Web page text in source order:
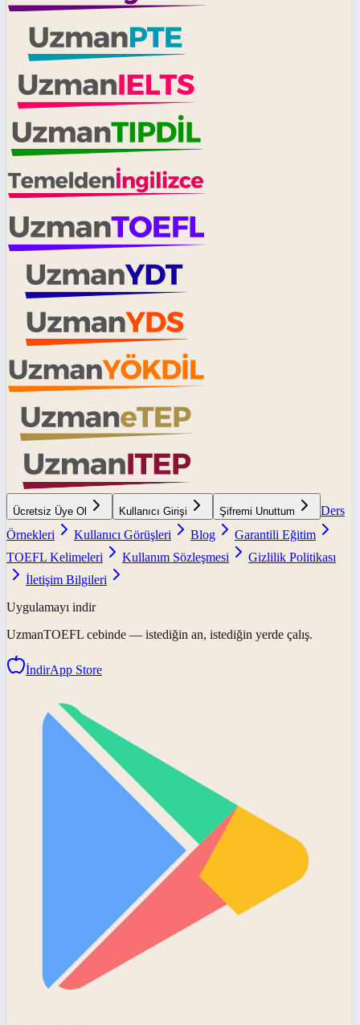
Ücretsiz Üye Ol Kullanıcı Girişi Şifremi Unuttum
Ders
Örnekleri
Kullanıcı Görüşleri Blog
Garantili Eğitim
TOEFL Kelimeleri
Kullanım Sözleşmesi
Gizlilik Politikası
İletişim Bilgileri
Uygulamayı indir
UzmanTOEFL cebinde — istediğin an, istediğin yerde çalış.
İndirApp Store